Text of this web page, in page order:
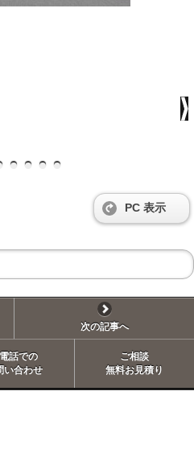
PC 表示
次の記事へ
話での
い合わせ
ご相談
無料お見積り